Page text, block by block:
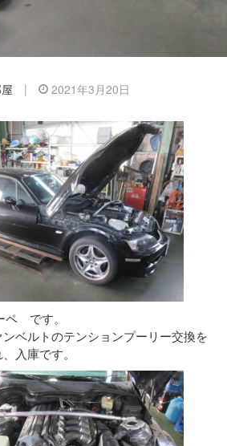
| 2021年3月20日
です。
ベルトのテンションプーリー交換を
入庫です。